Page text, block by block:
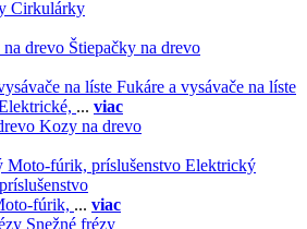
Cirkulárky
Štiepačky na drevo
Fukáre a vysávače na líste
... viac
Kozy na drevo
Elektrický
fúrik, ... viac
Snežné frézy